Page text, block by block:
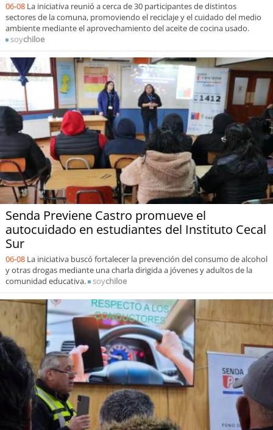
06-08 La iniciativa reunió a cerca de 30 participantes de distintos
sectores de la comuna, promoviendo el reciclaje y el cuidado del medio
ambiente mediante el aprovechamiento del aceite de cocina usado.
soychiloe
Senda Previene Castro promueve el
autocuidado en estudiantes del Instituto Cecal
Sur
06-08 La iniciativa buscó fortalecer la prevención del consumo de alcohol
y otras drogas mediante una charla dirigida a jóvenes y adultos de la
comunidad educativa.
soychiloe